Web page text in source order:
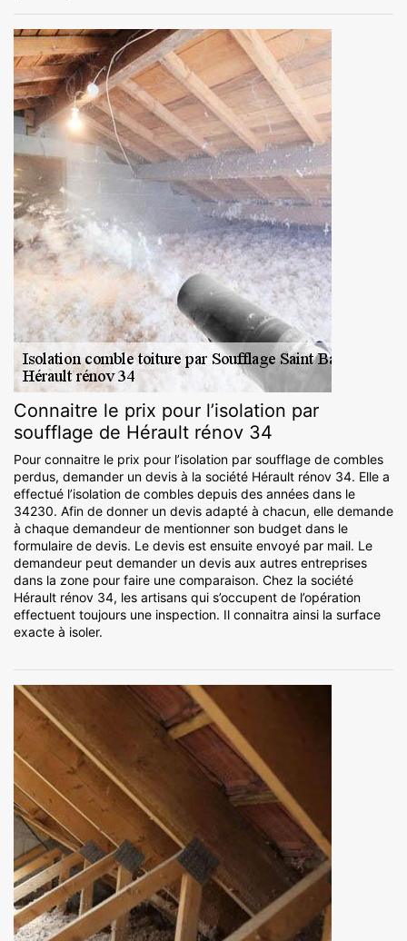
Connaitre le prix pour l’isolation par
soufflage de Hérault rénov 34
Pour connaitre le prix pour l’isolation par soufflage de combles
perdus, demander un devis à la société Hérault rénov 34. Elle a
effectué l’isolation de combles depuis des années dans le
34230. Afin de donner un devis adapté à chacun, elle demande
à chaque demandeur de mentionner son budget dans le
formulaire de devis. Le devis est ensuite envoyé par mail. Le
demandeur peut demander un devis aux autres entreprises
dans la zone pour faire une comparaison. Chez la société
Hérault rénov 34, les artisans qui s’occupent de l’opération
effectuent toujours une inspection. Il connaitra ainsi la surface
exacte à isoler.